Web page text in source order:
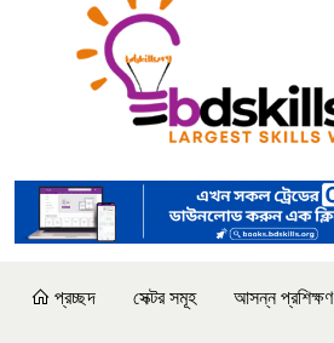
প্রচ্ছদ সেক্টর সমূহ আসন্ন প্রশিক্ষণ